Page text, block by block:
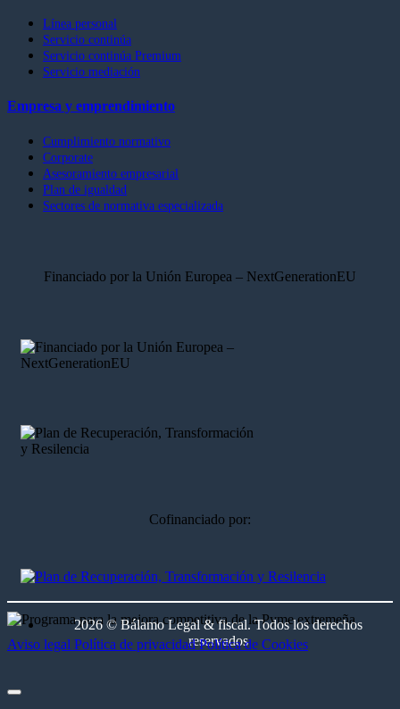
Línea personal
Servicio continúa
Servicio continúa Premium
Servicio mediación
Empresa y emprendimiento
Cumplimiento normativo
Corporate
Asesoramiento empresarial
Plan de igualdad
Sectores de normativa especializada
Financiado por la Unión Europea – NextGenerationEU
Cofinanciado por:
2026 © Bálamo Legal & fiscal. Todos los derechos
reservados
Aviso legal Política de privacidad Política de Cookies